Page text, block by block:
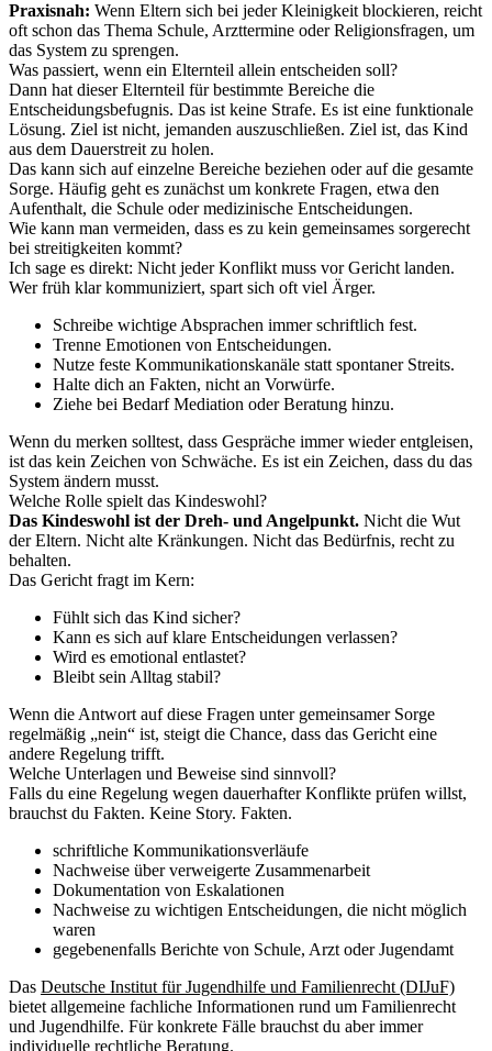
Praxisnah: Wenn Eltern sich bei jeder Kleinigkeit blockieren, reicht
oft schon das Thema Schule, Arzttermine oder Religionsfragen, um
das System zu sprengen.
Was passiert, wenn ein Elternteil allein entscheiden soll?
Dann hat dieser Elternteil für bestimmte Bereiche die
Entscheidungsbefugnis. Das ist keine Strafe. Es ist eine funktionale
Lösung. Ziel ist nicht, jemanden auszuschließen. Ziel ist, das Kind
aus dem Dauerstreit zu holen.
Das kann sich auf einzelne Bereiche beziehen oder auf die gesamte
Sorge. Häufig geht es zunächst um konkrete Fragen, etwa den
Aufenthalt, die Schule oder medizinische Entscheidungen.
Wie kann man vermeiden, dass es zu kein gemeinsames sorgerecht
bei streitigkeiten kommt?
Ich sage es direkt: Nicht jeder Konflikt muss vor Gericht landen.
Wer früh klar kommuniziert, spart sich oft viel Ärger.
Schreibe wichtige Absprachen immer schriftlich fest.
Trenne Emotionen von Entscheidungen.
Nutze feste Kommunikationskanäle statt spontaner Streits.
Halte dich an Fakten, nicht an Vorwürfe.
Ziehe bei Bedarf Mediation oder Beratung hinzu.
Wenn du merken solltest, dass Gespräche immer wieder entgleisen,
ist das kein Zeichen von Schwäche. Es ist ein Zeichen, dass du das
System ändern musst.
Welche Rolle spielt das Kindeswohl?
Das Kindeswohl ist der Dreh- und Angelpunkt. Nicht die Wut
der Eltern. Nicht alte Kränkungen. Nicht das Bedürfnis, recht zu
behalten.
Das Gericht fragt im Kern:
Fühlt sich das Kind sicher?
Kann es sich auf klare Entscheidungen verlassen?
Wird es emotional entlastet?
Bleibt sein Alltag stabil?
Wenn die Antwort auf diese Fragen unter gemeinsamer Sorge
regelmäßig „nein“ ist, steigt die Chance, dass das Gericht eine
andere Regelung trifft.
Welche Unterlagen und Beweise sind sinnvoll?
Falls du eine Regelung wegen dauerhafter Konflikte prüfen willst,
brauchst du Fakten. Keine Story. Fakten.
schriftliche Kommunikationsverläufe
Nachweise über verweigerte Zusammenarbeit
Dokumentation von Eskalationen
Nachweise zu wichtigen Entscheidungen, die nicht möglich
waren
gegebenenfalls Berichte von Schule, Arzt oder Jugendamt
Das Deutsche Institut für Jugendhilfe und Familienrecht (DIJuF)
bietet allgemeine fachliche Informationen rund um Familienrecht
und Jugendhilfe. Für konkrete Fälle brauchst du aber immer
individuelle rechtliche Beratung.